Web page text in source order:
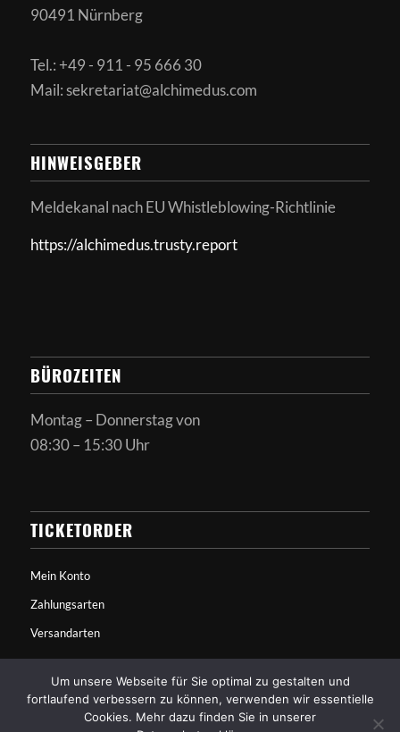
90491 Nürnberg
Tel.: +49 - 911 - 95 666 30
Mail: sekretariat@alchimedus.com
HINWEISGEBER
Meldekanal nachEU Whistleblowing-Richtlinie
https://alchimedus.trusty.report
BÜROZEITEN
Montag – Donnerstag von
08:30 – 15:30 Uhr
TICKETORDER
Mein Konto
Zahlungsarten
Versandarten
Um unsere Webseite für Sie optimal zu gestalten und
fortlaufend verbessern zu können, verwenden wir essentielle
Cookies. Mehr dazu finden Sie in unserer